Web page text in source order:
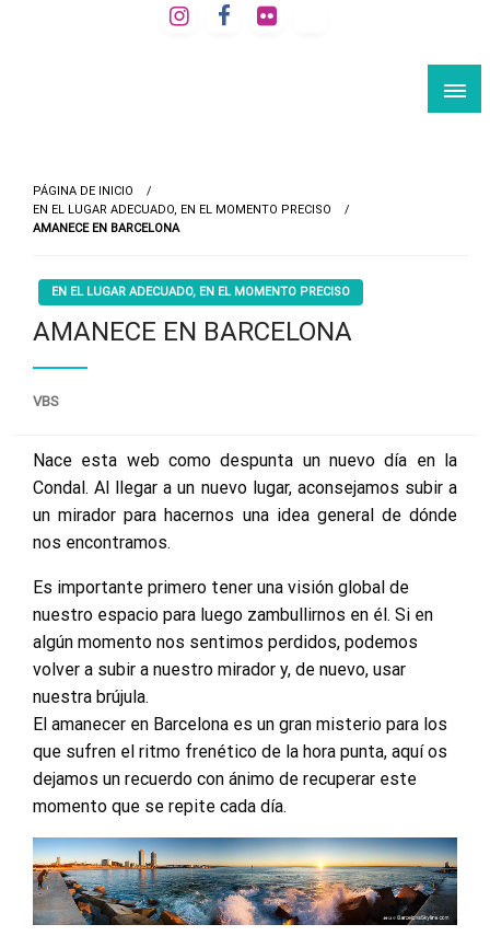
PÁGINA DE INICIO
EN EL LUGAR ADECUADO, EN EL MOMENTO PRECISO
AMANECE EN BARCELONA
EN EL LUGAR ADECUADO, EN EL MOMENTO PRECISO
AMANECE EN BARCELONA
VBS
Nace esta web como despunta un nuevo día en la
Condal. Al llegar a un nuevo lugar, aconsejamos subir a
un mirador para hacernos una idea general de dónde
nos encontramos.
Es importante primero tener una visión global de
nuestro espacio para luego zambullirnos en él. Si en
algún momento nos sentimos perdidos, podemos
volver a subir a nuestro mirador y, de nuevo, usar
nuestra brújula.
El amanecer en Barcelona es un gran misterio para los
que sufren el ritmo frenético de la hora punta, aquí os
dejamos un recuerdo con ánimo de recuperar este
momento que se repite cada día.